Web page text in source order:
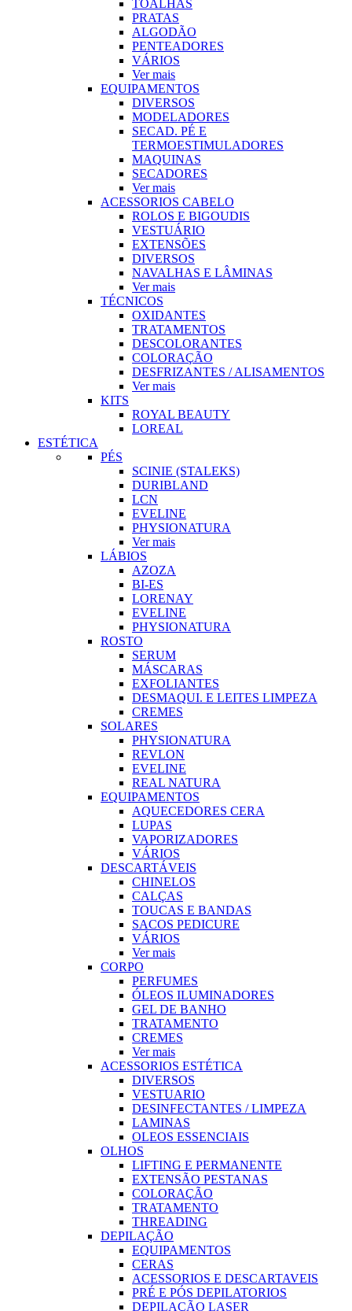
TOALHAS
PRATAS
ALGODÃO
PENTEADORES
VÁRIOS
Ver mais
EQUIPAMENTOS
DIVERSOS
MODELADORES
SECAD. PÉ E
TERMOESTIMULADORES
MAQUINAS
SECADORES
Ver mais
ACESSORIOS CABELO
ROLOS E BIGOUDIS
VESTUÁRIO
EXTENSÕES
DIVERSOS
NAVALHAS E LÂMINAS
Ver mais
TÉCNICOS
OXIDANTES
TRATAMENTOS
DESCOLORANTES
COLORAÇÃO
DESFRIZANTES / ALISAMENTOS
Ver mais
KITS
ROYAL BEAUTY
LOREAL
ESTÉTICA
PÉS
SCINIE (STALEKS)
DURIBLAND
LCN
EVELINE
PHYSIONATURA
Ver mais
LÁBIOS
AZOZA
BI-ES
LORENAY
EVELINE
PHYSIONATURA
ROSTO
SERUM
MÁSCARAS
EXFOLIANTES
DESMAQUI. E LEITES LIMPEZA
CREMES
SOLARES
PHYSIONATURA
REVLON
EVELINE
REAL NATURA
EQUIPAMENTOS
AQUECEDORES CERA
LUPAS
VAPORIZADORES
VÁRIOS
DESCARTÁVEIS
CHINELOS
CALÇAS
TOUCAS E BANDAS
SACOS PEDICURE
VÁRIOS
Ver mais
CORPO
PERFUMES
ÓLEOS ILUMINADORES
GEL DE BANHO
TRATAMENTO
CREMES
Ver mais
ACESSORIOS ESTÉTICA
DIVERSOS
VESTUARIO
DESINFECTANTES / LIMPEZA
LAMINAS
OLEOS ESSENCIAIS
OLHOS
LIFTING E PERMANENTE
EXTENSÃO PESTANAS
COLORAÇÃO
TRATAMENTO
THREADING
DEPILAÇÃO
EQUIPAMENTOS
CERAS
ACESSORIOS E DESCARTAVEIS
PRÉ E PÓS DEPILATORIOS
DEPILAÇÃO LASER